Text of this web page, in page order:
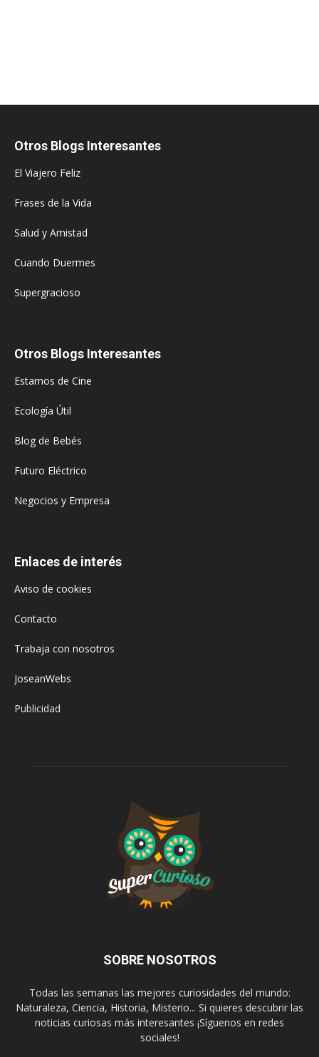
Otros Blogs Interesantes
El Viajero Feliz
Frases de la Vida
Salud y Amistad
Cuando Duermes
Supergracioso
Otros Blogs Interesantes
Estamos de Cine
Ecología Útil
Blog de Bebés
Futuro Eléctrico
Negocios y Empresa
Enlaces de interés
Aviso de cookies
Contacto
Trabaja con nosotros
JoseanWebs
Publicidad
SOBRE NOSOTROS
Todas las semanas las mejores curiosidades del mundo:
Naturaleza, Ciencia, Historia, Misterio... Si quieres descubrir las
noticias curiosas más interesantes ¡Síguenos en redes
sociales!